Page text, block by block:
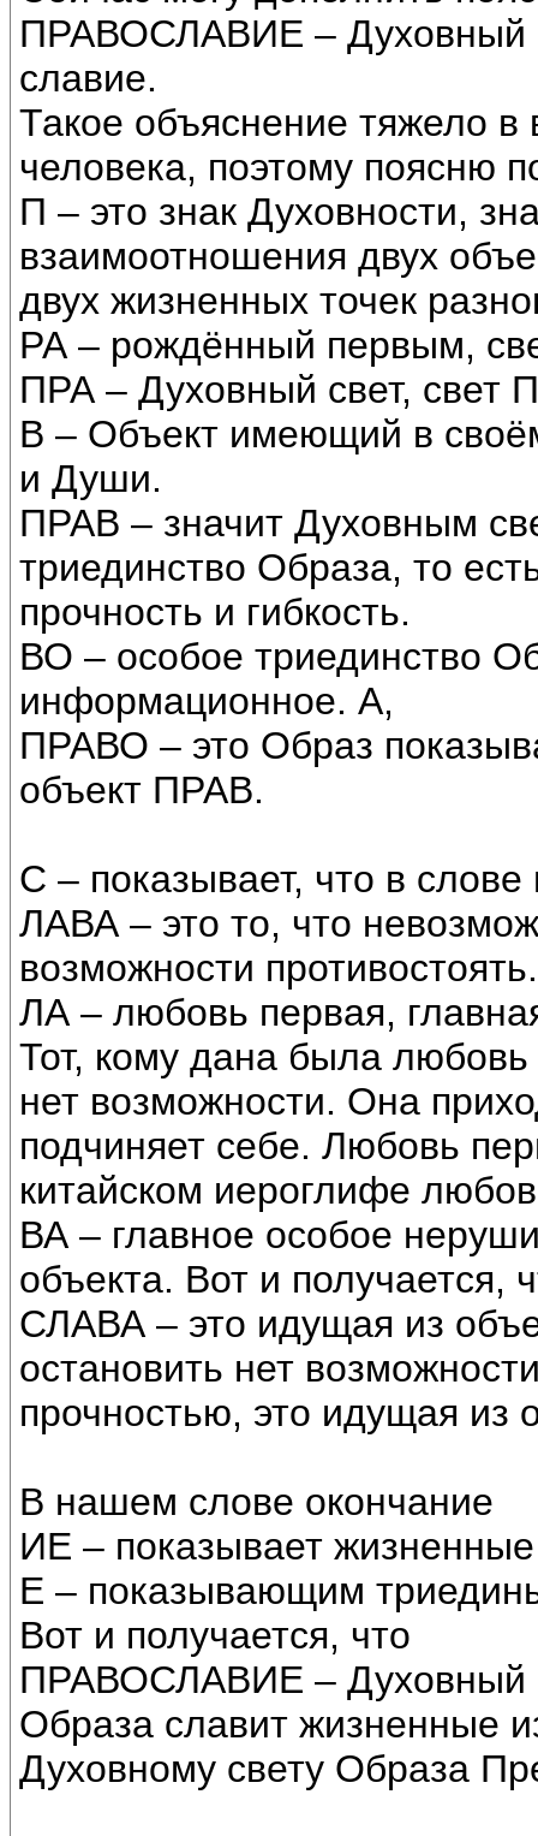
ПРАВОСЛАВИЕ – Духовный
славие.
Такое объяснение тяжело в
человека, поэтому поясню
П – это знак Духовности,
взаимоотношения двух
двух жизненных точек
РА – рождённый первым,
ПРА – Духовный свет, свет
В – Объект имеющий в
и Души.
ПРАВ – значит Духовным
триединство Образа, то
прочность и гибкость.
ВО – особое триединство
информационное. А,
ПРАВО – это Образ
объект ПРАВ.
С – показывает, что в
ЛАВА – это то, что
возможности противостоять.
ЛА – любовь первая,
Тот, кому дана была любовь
нет возможности. Она
подчиняет себе. Любовь
китайском иероглифе
ВА – главное особое
объекта. Вот и получается,
СЛАВА – это идущая из
остановить нет
прочностью, это идущая из
В нашем слове окончание
ИЕ – показывает
Е – показывающим
Вот и получается, что
ПРАВОСЛАВИЕ – Духовный
Образа славит жизненные
Духовному свету Образа